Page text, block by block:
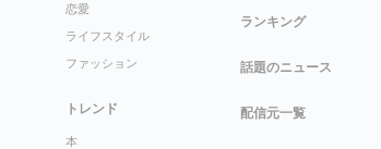
恋愛
ライフスタイル
ファッション
トレンド
本
ランキング
話題のニュース
配信元一覧